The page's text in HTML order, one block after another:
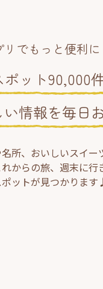
リでもっと便利に
ポット90,000
情報を毎日
所、おいしいスイー
からの旅、週末に行
ットが見つかります